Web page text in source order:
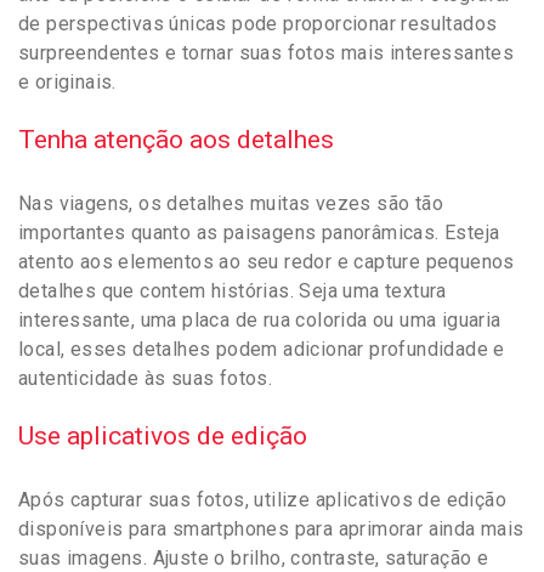
de perspectivas únicas pode proporcionar resultados
surpreendentes e tornar suas fotos mais interessantes
e originais.
Tenha atenção aos detalhes
Nas viagens, os detalhes muitas vezes são tão
importantes quanto as paisagens panorâmicas. Esteja
atento aos elementos ao seu redor e capture pequenos
detalhes que contem histórias. Seja uma textura
interessante, uma placa de rua colorida ou uma iguaria
local, esses detalhes podem adicionar profundidade e
autenticidade às suas fotos.
Use aplicativos de edição
Após capturar suas fotos, utilize aplicativos de edição
disponíveis para smartphones para aprimorar ainda mais
suas imagens. Ajuste o brilho, contraste, saturação e